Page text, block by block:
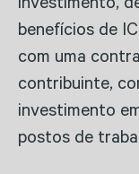
investimento,
benefícios de
com uma
contribuinte,
investimento
postos de